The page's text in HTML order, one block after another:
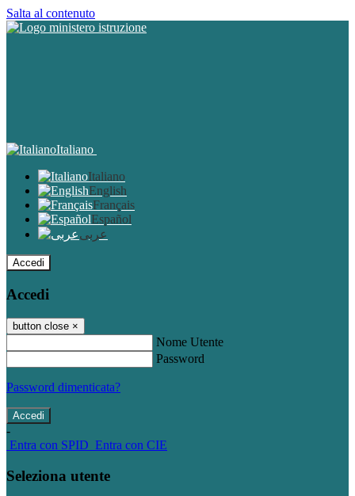
Salta al contenuto
Italiano
Italiano
English
Français
Español
عربى
Accedi
Accedi
button close ×
Nome Utente
Password
Password dimenticata?
-
Entra con SPID Entra con CIE
Seleziona utente